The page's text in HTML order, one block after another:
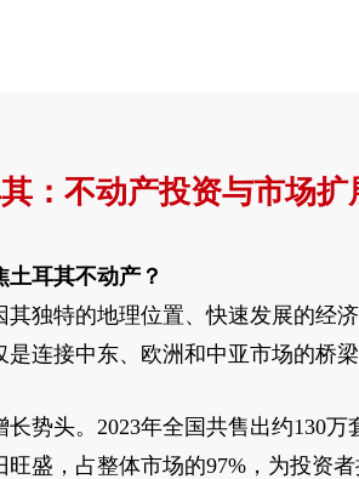
：不动产投资与市场扩
土耳其不动产？
独特的地理位置、快速发展的经
连接中东、欧洲和中亚市场的桥
势头。2023年全国共售出约130
盛，占整体市场的97%，为投资者